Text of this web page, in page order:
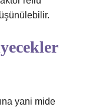
yani mide